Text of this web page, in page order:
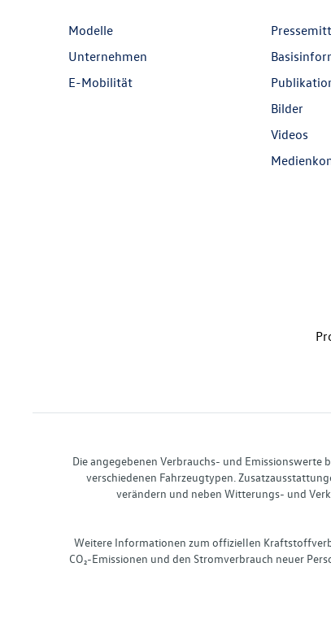
Modelle
Unternehmen
E-Mobilität
Bilder
Videos
Die angegebenen Verbrauchs- und Emissionswerte
verschiedenen Fahrzeugtypen.
verändern und neben Witterungs- und
Weitere Informationen zum offiziellen
CO₂-Emissionen und den Stromverbrauch neuer